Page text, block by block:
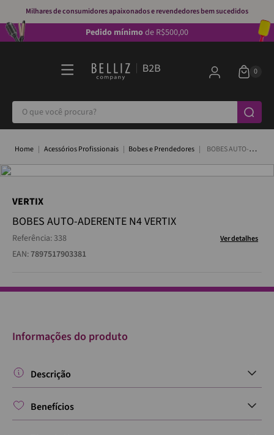
Milhares de consumidores apaixonados e revendedores bem sucedidos
Pedido mínimode R$500,00
O que você procura?
Acessórios Profissionais Bobes e Prendedores
BOBES AUTO-
VERTIX
BOBES AUTO-ADERENTE N4 VERTIX
Referência:338 Ver detalhes
EAN:7897517903381
Informações do produto
Descrição
Benefícios